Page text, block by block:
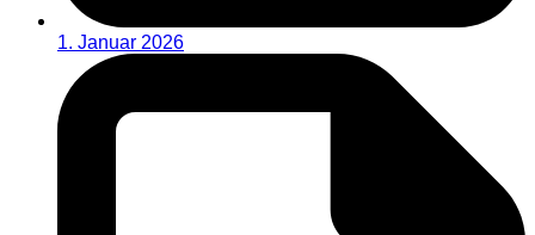
1. Januar 2026